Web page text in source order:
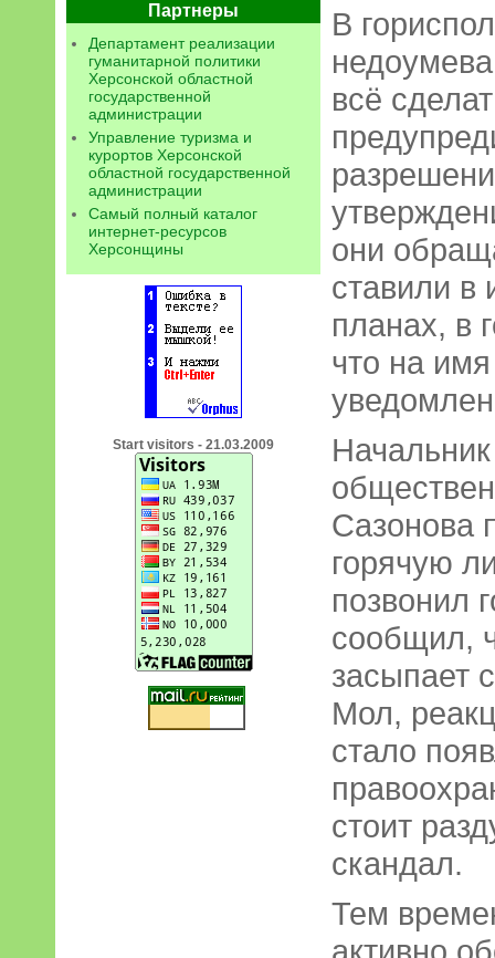
Партнеры
Департамент реализации
гуманитарной политики
Херсонской областной
государственной
администрации
Управление туризма и
курортов Херсонской
областной государственной
администрации
Самый полный каталог
интернет-ресурсов
Херсонщины
Start visitors - 21.03.2009
В
всё
они
ставили в
планах, в
что на имя
Сазонова
горячую
позвонил
сообщил,
засыпает
Мол,
стало
стоит
скандал.
Тем